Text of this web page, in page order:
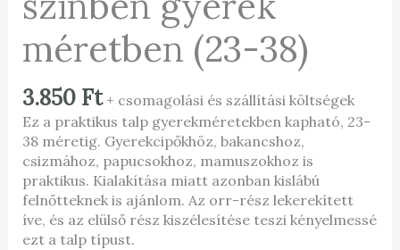
méretben (23-38)
3.850 Ft + csomagolási és szállítási költségek
Ez a praktikus talp gyerekméretekben kapható, 23-
38 méretig. Gyerekcipőkhöz, bakancshoz,
csizmához, papucsokhoz, mamuszokhoz is
praktikus. Kialakítása miatt azonban kislábú
felnőtteknek is ajánlom. Az orr-rész lekerekített
íve, és az elülső rész kiszélesítése teszi kényelmessé
ezt a talp típust.